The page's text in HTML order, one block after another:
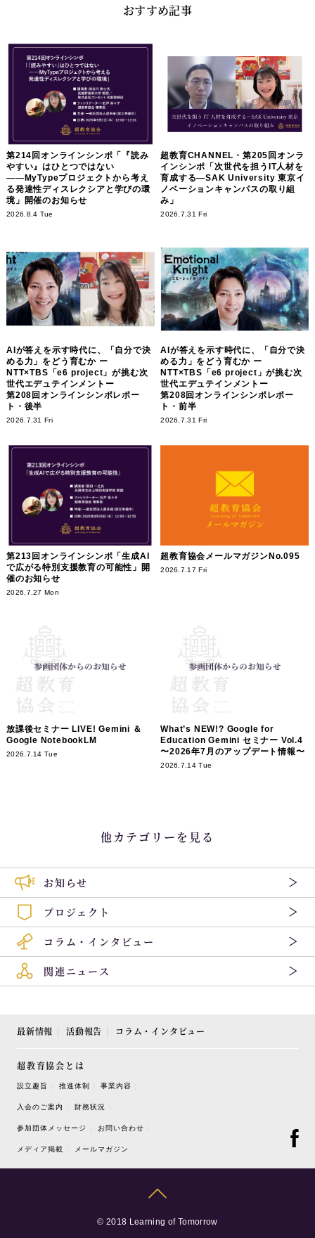
おすすめ記事
第214回オンラインシンポ「『読み
やすい』はひとつではない
――MyTypeプロジェクトから考え
る発達性ディスレクシアと学びの環
境」開催のお知らせ
2026.8.4 Tue
超教育CHANNEL・第205回オンラ
インシンポ「次世代を担うIT人材を
育成する―SAK University 東京イ
ノベーションキャンパスの取り組
み」
2026.7.31 Fri
AIが答えを示す時代に、「自分で決
める力」をどう育むか ー
NTT×TBS「e6 project」が挑む次
世代エデュテインメントー
第208回オンラインシンポレポー
ト・後半
2026.7.31 Fri
AIが答えを示す時代に、「自分で決
める力」をどう育むか ー
NTT×TBS「e6 project」が挑む次
世代エデュテインメントー
第208回オンラインシンポレポー
ト・前半
2026.7.31 Fri
第213回オンラインシンポ「生成AI
で広がる特別支援教育の可能性」開
催のお知らせ
2026.7.27 Mon
超教育協会メールマガジンNo.095
2026.7.17 Fri
放課後セミナー LIVE! Gemini ＆
Google NotebookLM
2026.7.14 Tue
What’s NEW!? Google for
Education Gemini セミナー Vol.4
〜2026年7月のアップデート情報〜
2026.7.14 Tue
他カテゴリーを見る
お知らせ
プロジェクト
コラム・インタビュー
関連ニュース
最新情報 活動報告 コラム・インタビュー
超教育協会とは
設立趣旨 推進体制 事業内容
入会のご案内 財務状況
参加団体メッセージ お問い合わせ
メディア掲載 メールマガジン
© 2018 Learning of Tomorrow